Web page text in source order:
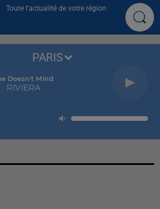
Toute l'actualité de votre région
Doesn't Mind
RIVIERA
PARIS